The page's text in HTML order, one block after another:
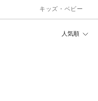
キッズ・ベビー
人気順